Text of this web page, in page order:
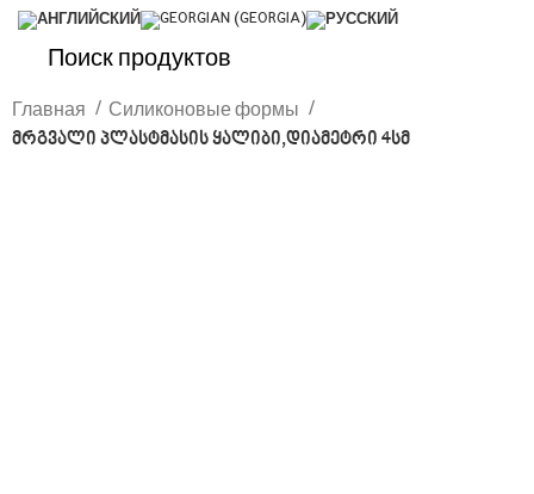
Главная
Силиконовые формы
მრგვალი პლასტმასის ყალიბი,დიამეტრი 4სმ